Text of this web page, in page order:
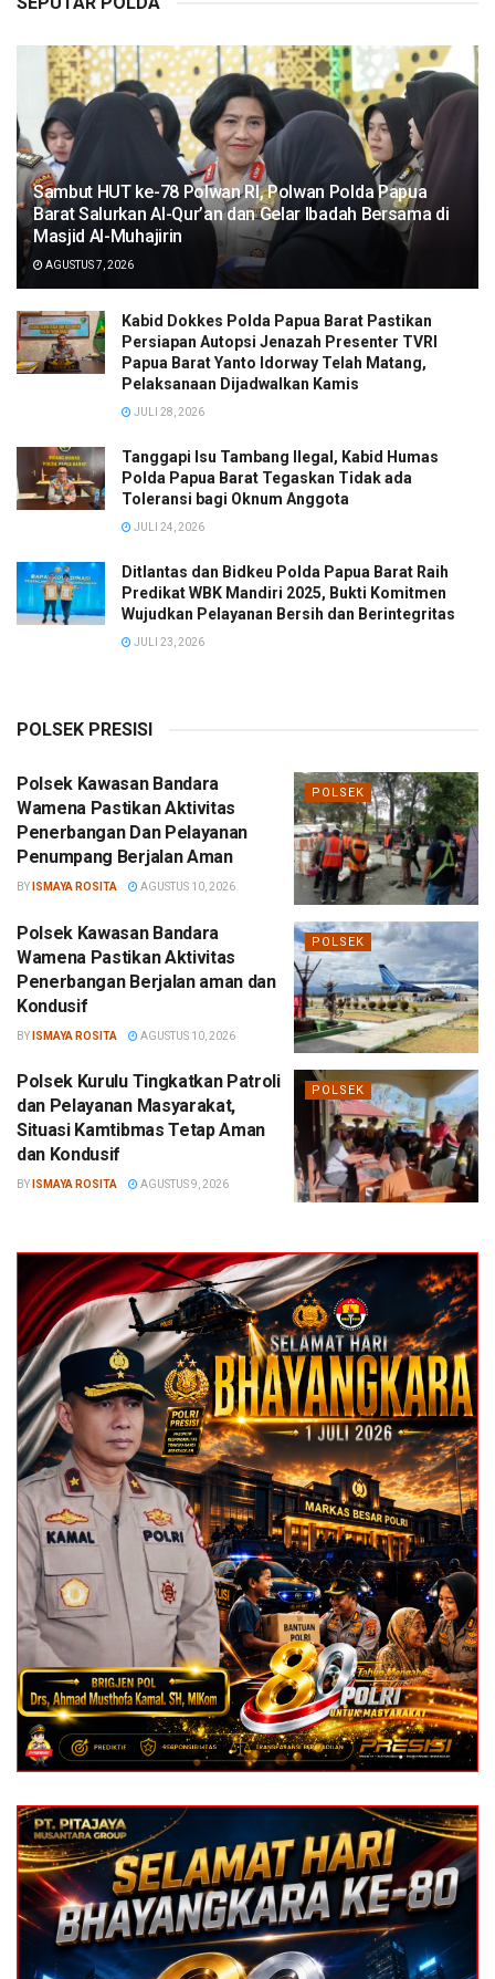
Sambut HUT ke-78 Polwan RI, Polwan Polda Papua
Barat Salurkan Al-Qur’an dan Gelar Ibadah Bersama di
Masjid Al-Muhajirin
AGUSTUS 7, 2026
Kabid Dokkes Polda Papua Barat Pastikan
Persiapan Autopsi Jenazah Presenter TVRI
Papua Barat Yanto Idorway Telah Matang,
Pelaksanaan Dijadwalkan Kamis
JULI 28, 2026
Tanggapi Isu Tambang Ilegal, Kabid Humas
Polda Papua Barat Tegaskan Tidak ada
Toleransi bagi Oknum Anggota
JULI 24, 2026
Ditlantas dan Bidkeu Polda Papua Barat Raih
Predikat WBK Mandiri 2025, Bukti Komitmen
Wujudkan Pelayanan Bersih dan Berintegritas
JULI 23, 2026
POLSEK PRESISI
POLSEK
Polsek Kawasan Bandara
Wamena Pastikan Aktivitas
Penerbangan Dan Pelayanan
Penumpang Berjalan Aman
BY ISMAYA ROSITA AGUSTUS 10, 2026
POLSEK
Polsek Kawasan Bandara
Wamena Pastikan Aktivitas
Penerbangan Berjalan aman dan
Kondusif
BY ISMAYA ROSITA AGUSTUS 10, 2026
POLSEK
Polsek Kurulu Tingkatkan Patroli
dan Pelayanan Masyarakat,
Situasi Kamtibmas Tetap Aman
dan Kondusif
BY ISMAYA ROSITA AGUSTUS 9, 2026